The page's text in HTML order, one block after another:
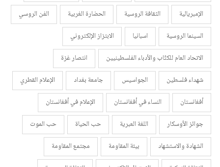
الإمبريالية
الثقافة الروسية الحضارة الغربية
الفن الروسي
السينما الروسية
اسبانيا
الابتزاز الإلكتروني
الاتحاد العام للكتّاب والأدباء الفلسطينيين
انتصار غزة
شهداء فلسطين
الجواسيس جامعة بغداد
الإعلام القطري
أفغانستان
النساء في أفغانستان
الإعلام في أفغانستان
جوائز الأوسكار
اللغة العبرية حب الحياة
حب الموت
الشهادة والاستشهاد
بيئة المقاومة
مجتمع المقاومة